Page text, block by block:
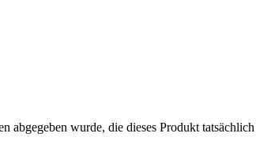
wurde, die dieses Produkt